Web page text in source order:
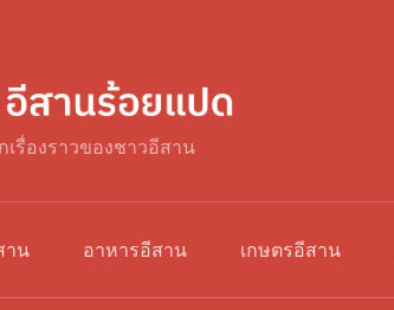
เรื่องราวของชาวอีสาน
าน อาหารอีสาน เกษตรอีสาน